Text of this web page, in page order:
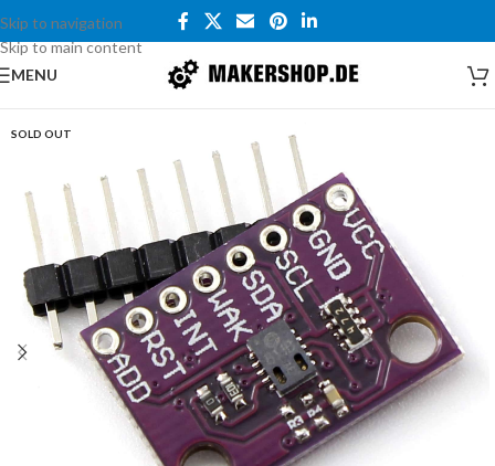
Skip to navigation
Skip to main content
MENU
SOLD OUT